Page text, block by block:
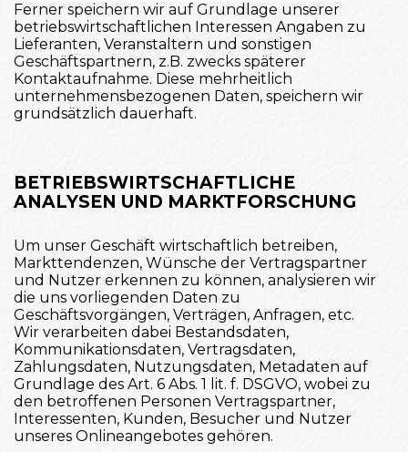
Ferner speichern wir auf Grundlage unserer
betriebswirtschaftlichen Interessen Angaben zu
Lieferanten, Veranstaltern und sonstigen
Geschäftspartnern, z.B. zwecks späterer
Kontaktaufnahme. Diese mehrheitlich
unternehmensbezogenen Daten, speichern wir
grundsätzlich dauerhaft.
BETRIEBSWIRTSCHAFTLICHE
ANALYSEN UND MARKTFORSCHUNG
Um unser Geschäft wirtschaftlich betreiben,
Markttendenzen, Wünsche der Vertragspartner
und Nutzer erkennen zu können, analysieren wir
die uns vorliegenden Daten zu
Geschäftsvorgängen, Verträgen, Anfragen, etc.
Wir verarbeiten dabei Bestandsdaten,
Kommunikationsdaten, Vertragsdaten,
Zahlungsdaten, Nutzungsdaten, Metadaten auf
Grundlage des Art. 6 Abs. 1 lit. f. DSGVO, wobei zu
den betroffenen Personen Vertragspartner,
Interessenten, Kunden, Besucher und Nutzer
unseres Onlineangebotes gehören.